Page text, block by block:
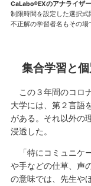
CaLabo®EXのアナライザ
制限時間を設定した選択
不正解の学習者名もその場
集合学習と
この３年間のコロ
大学には、第２言語
がある。それ以外の
浸透した。
「特にコミュニケ
や手などの仕草、声
の意味では、先生や